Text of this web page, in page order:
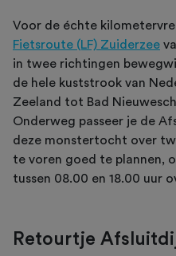
Voor de échte
Fietsroute (LF) Zuiderzee
in twee richtingen
de hele kuststrook van
Zeeland tot Bad
Onderweg passeer je de
deze monstertocht over
te voren goed te plannen,
tussen 08.00 en 18.00 uur
Retourtje